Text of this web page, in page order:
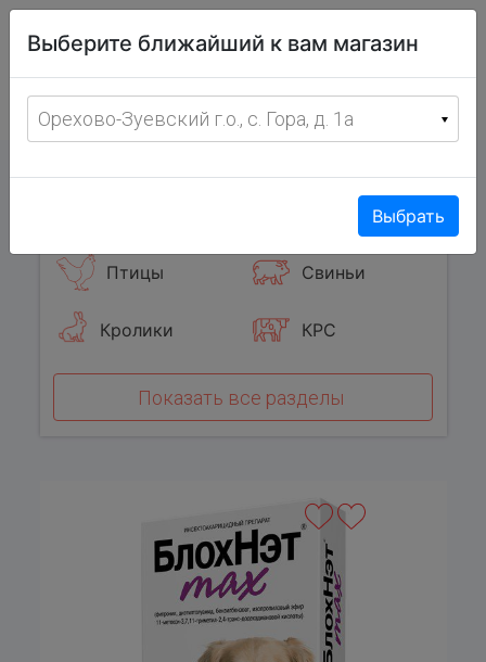
фермерских
товаров
с 8:00 до 19:00 ежедневно
Птицы Свиньи
Кролики КРС
Показать все разделы
Выберите ближайший к вам магазин
Орехово-Зуевский г.о., с. Гора, д. 1а
Выбрать